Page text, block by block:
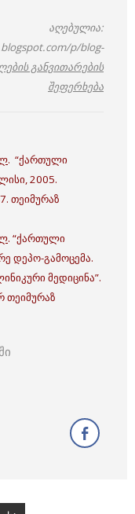
აღებულია:
p/blog-
განვითარების
შეფერხება
. “ქართული
2005.
თეიმურაზ
. “ქართული
დეპო-გამოცემა.
მედიცინა”.
თეიმურაზ